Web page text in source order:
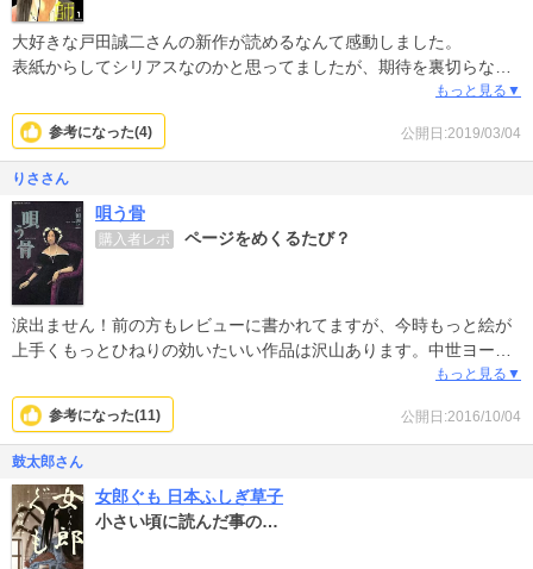
大好きな戸田誠二さんの新作が読めるなんて感動しました。
表紙からしてシリアスなのかと思ってましたが、期待を裏切らない
戸田誠二さんワールドで面白かったです、沢山の人に読んで欲しい
です。
もっと見る▼
公開日:2019/03/04
参考になった(4)
りささん
唄う骨
購入者レポ ページをめくるたび？
涙出ません！前の方もレビューに書かれてますが、今時もっと絵が
上手くもっとひねりの効いたいい作品は沢山あります。中世ヨーロ
ッパかな？童話に出てくるような異国が舞台の愛憎話が中心です。
しかしどこを取っても中途半端な作品です。600pも凄く高いです。
もっと見る▼
公開日:2016/10/04
参考になった(11)
鼓太郎さん
女郎ぐも 日本ふしぎ草子
小さい頃に読んだ事の…